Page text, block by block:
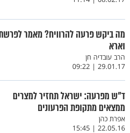
מה ביקש פרעה להרוויח? מאמר
וארא
הרב עובדיה חן
29.01.17 | 09:22
ד"ש מפרעה: ישראל תחזיר למצרים
ממצאים מתקופת הפרעונים
אפרת כהן
22.05.16 | 15:45